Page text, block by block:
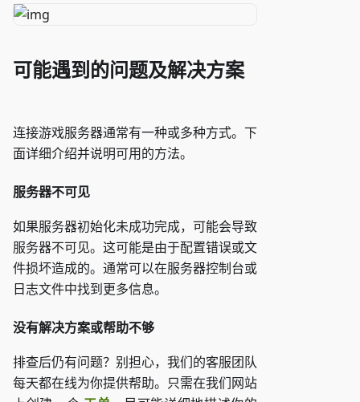
可能遇到的问题及解决方案
连接游戏服务器通常有一种或多种方式。下
面详细介绍并说明可用的方法。
服务器不可见
如果服务器初始化未成功完成，可能会导致
服务器不可见。这可能是由于配置错误或文
件损坏造成的。通常可以在服务器控制台或
日志文件中找到更多信息。
没有解决方案或帮助不够
排查后仍有问题？别担心，我们的客服团队
每天都在线为你提供帮助。只需在我们网站